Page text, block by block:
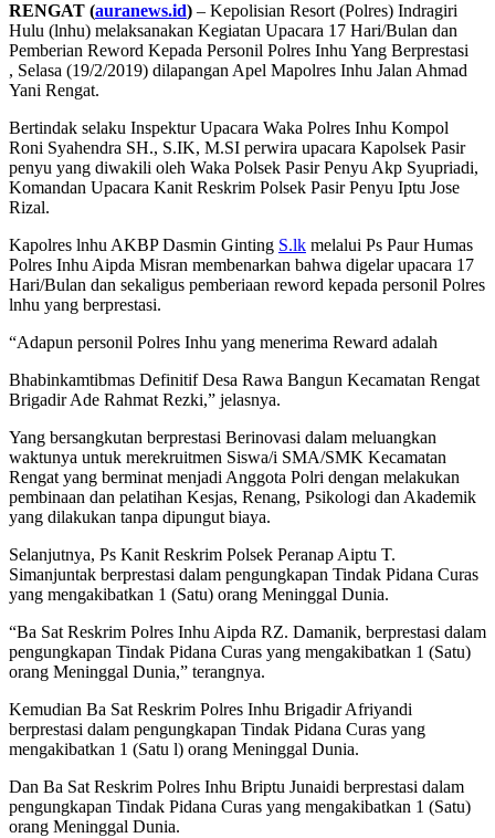
RENGAT (auranews.id) – Kepolisian Resort (Polres) Indragiri
Hulu (lnhu) melaksanakan Kegiatan Upacara 17 Hari/Bulan dan
Pemberian Reword Kepada Personil Polres Inhu Yang Berprestasi
, Selasa (19/2/2019) dilapangan Apel Mapolres Inhu Jalan Ahmad
Yani Rengat.
Bertindak selaku Inspektur Upacara Waka Polres Inhu Kompol
Roni Syahendra SH., S.IK, M.SI perwira upacara Kapolsek Pasir
penyu yang diwakili oleh Waka Polsek Pasir Penyu Akp Syupriadi,
Komandan Upacara Kanit Reskrim Polsek Pasir Penyu Iptu Jose
Rizal.
Kapolres lnhu AKBP Dasmin Ginting S.lk melalui Ps Paur Humas
Polres Inhu Aipda Misran membenarkan bahwa digelar upacara 17
Hari/Bulan dan sekaligus pemberiaan reword kepada personil Polres
lnhu yang berprestasi.
“Adapun personil Polres Inhu yang menerima Reward adalah
Bhabinkamtibmas Definitif Desa Rawa Bangun Kecamatan Rengat
Brigadir Ade Rahmat Rezki,” jelasnya.
Yang bersangkutan berprestasi Berinovasi dalam meluangkan
waktunya untuk merekruitmen Siswa/i SMA/SMK Kecamatan
Rengat yang berminat menjadi Anggota Polri dengan melakukan
pembinaan dan pelatihan Kesjas, Renang, Psikologi dan Akademik
yang dilakukan tanpa dipungut biaya.
Selanjutnya, Ps Kanit Reskrim Polsek Peranap Aiptu T.
Simanjuntak berprestasi dalam pengungkapan Tindak Pidana Curas
yang mengakibatkan 1 (Satu) orang Meninggal Dunia.
“Ba Sat Reskrim Polres Inhu Aipda RZ. Damanik, berprestasi dalam
pengungkapan Tindak Pidana Curas yang mengakibatkan 1 (Satu)
orang Meninggal Dunia,” terangnya.
Kemudian Ba Sat Reskrim Polres Inhu Brigadir Afriyandi
berprestasi dalam pengungkapan Tindak Pidana Curas yang
mengakibatkan 1 (Satu l) orang Meninggal Dunia.
Dan Ba Sat Reskrim Polres Inhu Briptu Junaidi berprestasi dalam
pengungkapan Tindak Pidana Curas yang mengakibatkan 1 (Satu)
orang Meninggal Dunia.